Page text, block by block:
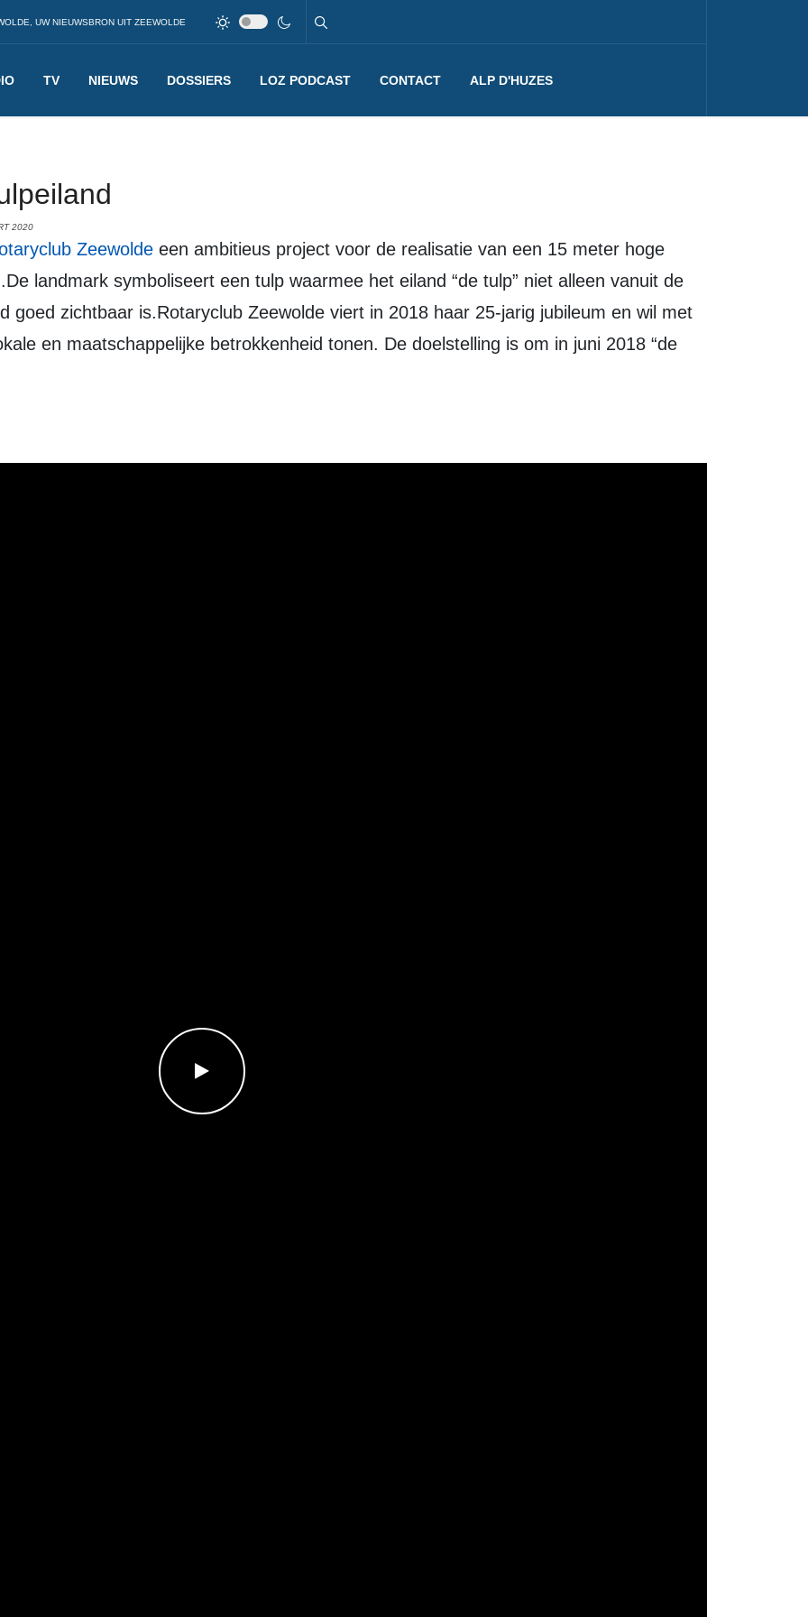
UW NIEUWSBRON UIT ZEEWOLDE
TV NIEUWS DOSSIERS LOZ PODCAST CONTACT ALP D'HUZES
2020
Zeewolde een ambitieus project voor de realisatie van een 15 meter hoge
landmark symboliseert een tulp waarmee het eiland “de tulp” niet alleen vanuit de
goed zichtbaar is.Rotaryclub Zeewolde viert in 2018 haar 25-jarig jubileum en wil met
en maatschappelijke betrokkenheid tonen. De doelstelling is om in juni 2018 “de
WATCH THE VIDEO